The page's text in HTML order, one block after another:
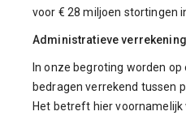
voor € 28 miljoen stortingen
Administratieve
In onze begroting worden
bedragen verrekend tussen
Het betreft hier